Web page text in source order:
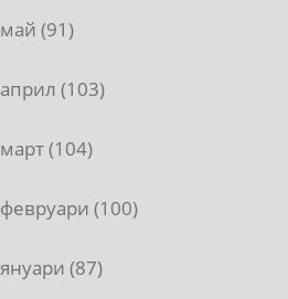
май (91)
април (103)
март (104)
февруари (100)
януари (87)